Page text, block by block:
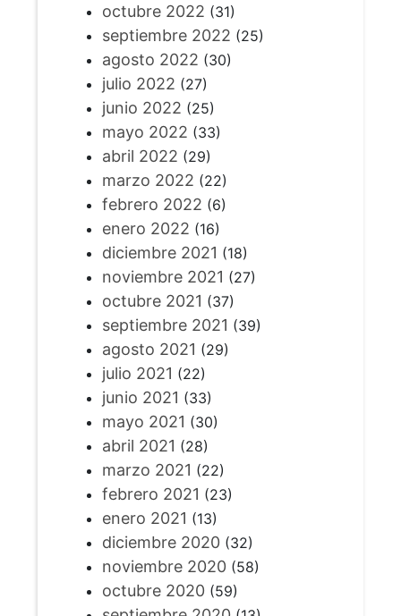
octubre 2022 (31)
septiembre 2022 (25)
agosto 2022 (30)
julio 2022 (27)
junio 2022 (25)
mayo 2022 (33)
abril 2022 (29)
marzo 2022 (22)
febrero 2022 (6)
enero 2022 (16)
diciembre 2021 (18)
noviembre 2021 (27)
octubre 2021 (37)
septiembre 2021 (39)
agosto 2021 (29)
julio 2021 (22)
junio 2021 (33)
mayo 2021 (30)
abril 2021 (28)
marzo 2021 (22)
febrero 2021 (23)
enero 2021 (13)
diciembre 2020(32)
noviembre 2020(58)
octubre 2020(59)